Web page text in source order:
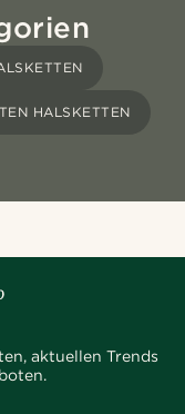
HALSKETTEN
aktuellen Trends